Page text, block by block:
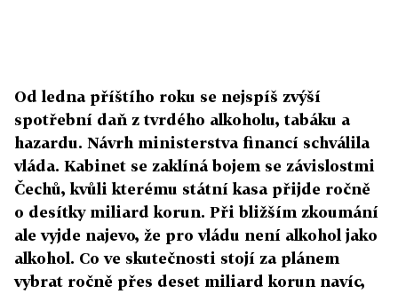
Od ledna příštího roku se nejspíš zvýší
spotřební daň z tvrdého alkoholu, tabáku a
hazardu. Návrh ministerstva financí schválila
vláda. Kabinet se zaklíná bojem se závislostmi
Čechů, kvůli kterému státní kasa přijde ročně
o desítky miliard korun. Při bližším zkoumání
ale vyjde najevo, že pro vládu není alkohol jako
alkohol. Co ve skutečnosti stojí za plánem
vybrat ročně přes deset miliard korun navíc,